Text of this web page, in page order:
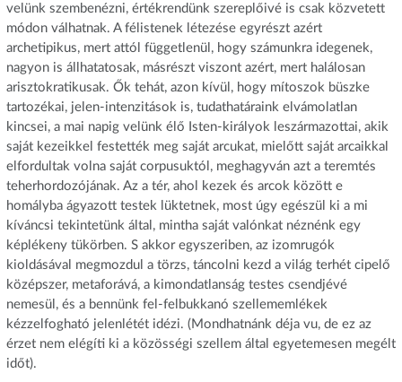
velünk szembenézni, értékrendünk szereplőivé is csak közvetett
módon válhatnak. A félistenek létezése egyrészt azért
archetipikus, mert attól függetlenül, hogy számunkra idegenek,
nagyon is állhatatosak, másrészt viszont azért, mert halálosan
arisztokratikusak. Ők tehát, azon kívül, hogy mítoszok büszke
tartozékai, jelen-intenzitások is, tudathatáraink elvámolatlan
kincsei, a mai napig velünk élő Isten-királyok leszármazottai, akik
saját kezeikkel festették meg saját arcukat, mielőtt saját arcaikkal
elfordultak volna saját corpusuktól, meghagyván azt a teremtés
teherhordozójának. Az a tér, ahol kezek és arcok között e
homályba ágyazott testek lüktetnek, most úgy egészül ki a mi
kíváncsi tekintetünk által, mintha saját valónkat néznénk egy
képlékeny tükörben. S akkor egyszeriben, az izomrugók
kioldásával megmozdul a törzs, táncolni kezd a világ terhét cipelő
középszer, metaforává, a kimondatlanság testes csendjévé
nemesül, és a bennünk fel-felbukkanó szellememlékek
kézzelfogható jelenlétét idézi. (Mondhatnánk déja vu, de ez az
érzet nem elégíti ki a közösségi szellem által egyetemesen megélt
időt).